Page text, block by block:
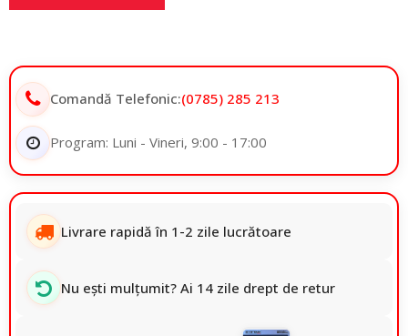
Comandă Telefonic:(0785) 285 213
Program: Luni - Vineri, 9:00 - 17:00
Livrare rapidă în 1-2 zile lucrătoare
Nu ești mulțumit? Ai 14 zile drept de retur